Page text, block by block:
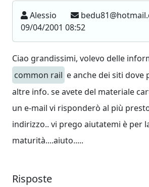
Alessio
09/04/2001 08:52
Ciao grandissimi, volevo delle
common rail e anche dei siti
altre info. se avete del materiale
un e-mail vi risponderò al più
indirizzo.. vi prego aiutatemi è per
maturità....aiuto.....
Risposte